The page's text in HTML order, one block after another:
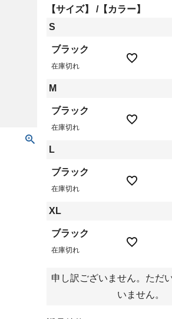
【サイズ】
【カラー】
S
ブラック
在庫切れ
M
ブラック
在庫切れ
L
ブラック
在庫切れ
XL
ブラック
在庫切れ
申し訳ございません。ただ
いません。